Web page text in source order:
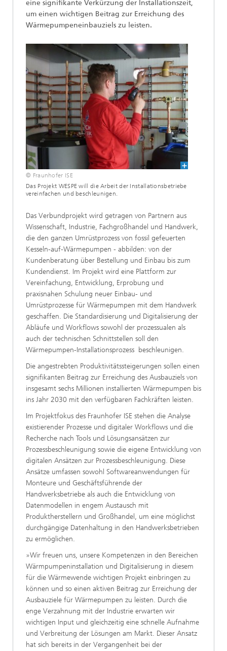
eine signifikante Verkürzung der Installationszeit,
um einen wichtigen Beitrag zur Erreichung des
Wärmepumpeneinbauziels zu leisten.
© Fraunhofer ISE
Das Projekt WESPE will die Arbeit der Installationsbetriebe
vereinfachen und beschleunigen.
Das Verbundprojekt wird getragen von Partnern aus
Wissenschaft, Industrie, Fachgroßhandel und Handwerk,
die den ganzen Umrüstprozess von fossil gefeuerten
Kesseln-auf-Wärmepumpen - abbilden: von der
Kundenberatung über Bestellung und Einbau bis zum
Kundendienst. Im Projekt wird eine Plattform zur
Vereinfachung, Entwicklung, Erprobung und
praxisnahen Schulung neuer Einbau- und
Umrüstprozesse für Wärmepumpen mit dem Handwerk
geschaffen. Die Standardisierung und Digitalisierung der
Abläufe und Workflows sowohl der prozessualen als
auch der technischen Schnittstellen soll den
Wärmepumpen-Installationsprozess beschleunigen.
Die angestrebten Produktivitätssteigerungen sollen einen
signifikanten Beitrag zur Erreichung des Ausbauziels von
insgesamt sechs Millionen installierten Wärmepumpen bis
ins Jahr 2030 mit den verfügbaren Fachkräften leisten.
Im Projektfokus des Fraunhofer ISE stehen die Analyse
existierender Prozesse und digitaler Workflows und die
Recherche nach Tools und Lösungsansätzen zur
Prozessbeschleunigung sowie die eigene Entwicklung von
digitalen Ansätzen zur Prozessbeschleunigung. Diese
Ansätze umfassen sowohl Softwareanwendungen für
Monteure und Geschäftsführende der
Handwerksbetriebe als auch die Entwicklung von
Datenmodellen in engem Austausch mit
Produktherstellern und Großhandel, um eine möglichst
durchgängige Datenhaltung in den Handwerksbetrieben
zu ermöglichen.
»Wir freuen uns, unsere Kompetenzen in den Bereichen
Wärmpumpeninstallation und Digitalisierung in diesem
für die Wärmewende wichtigen Projekt einbringen zu
können und so einen aktiven Beitrag zur Erreichung der
Ausbauziele für Wärmepumpen zu leisten. Durch die
enge Verzahnung mit der Industrie erwarten wir
wichtigen Input und gleichzeitig eine schnelle Aufnahme
und Verbreitung der Lösungen am Markt. Dieser Ansatz
hat sich bereits in der Vergangenheit bei der